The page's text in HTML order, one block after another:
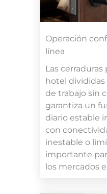
Operación
línea
Las
hotel
de trabajo sin
garantiza un
diario estable
con
inestable o
importante
los mercados